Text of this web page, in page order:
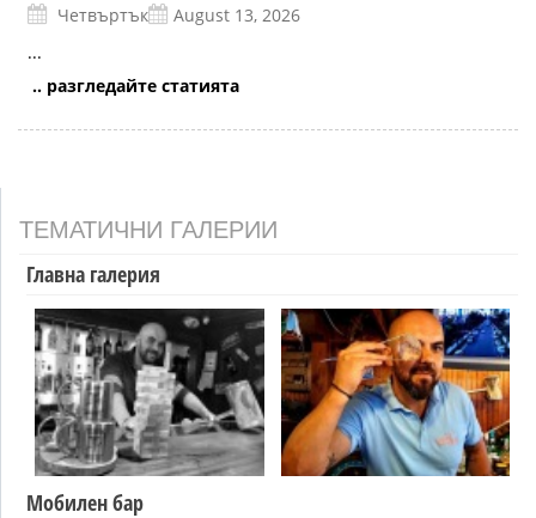
Четвъртък
August 13, 2026
...
.. разгледайте статията
ТЕМАТИЧНИ ГАЛЕРИИ
Главна галерия
Мобилен бар